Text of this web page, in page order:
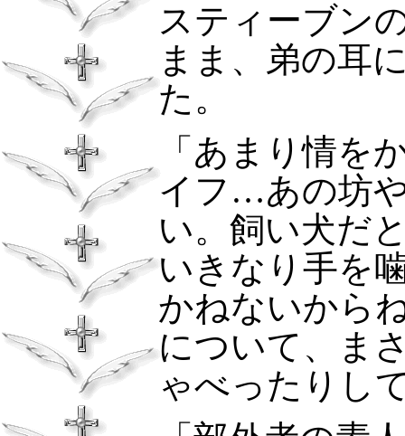
スティーブン
まま、弟の耳
た。
「あまり情を
イフ…あの坊
い。飼い犬だ
いきなり手を
かねないから
について、ま
ゃべったりし